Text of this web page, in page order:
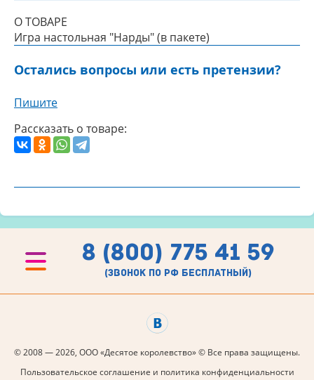
О ТОВАРЕ
Игра настольная "Нарды" (в пакете)
Остались вопросы или есть претензии?
Пишите
Рассказать о товаре:
8 (800) 775 41 59
(звонок по рф бесплатный)
© 2008 — 2026, ООО «Десятое королевство» © Все права защищены.
Пользовательское соглашение и политика конфиденциальности